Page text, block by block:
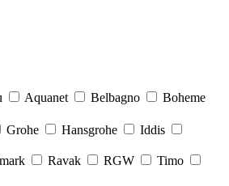
Aquanet Belbagno
Boheme
Grohe Hansgrohe
Iddis
Ravak RGW
Timo